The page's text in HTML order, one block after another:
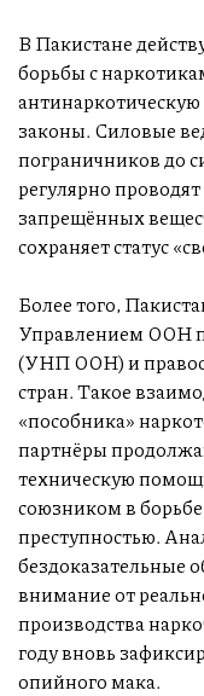
В Пакистане
борьбы с
законы. Силовые
пограничников до
регулярно
запрещённых
сохраняет статус
Более того,
Управлением ООН
(УНП ООН) и
стран. Такое
«пособника»
партнёры
техническую
союзником в
преступностью.
бездоказательные
внимание от
производства
году вновь
опийного мака.